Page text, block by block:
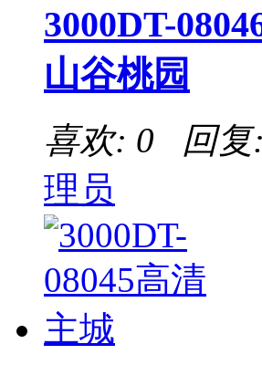
3000DT-
山谷桃园
喜欢: 0 回复:
理员